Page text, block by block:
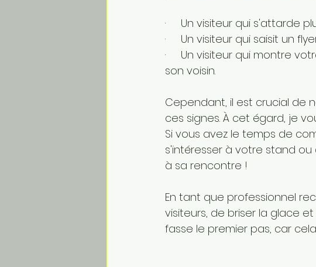
·     Un visiteur qui s'attarde
·     Un visiteur qui saisit un
·     Un visiteur qui montre
son voisin.
Cependant, il est crucial de
ces signes. À cet égard, je
Si vous avez le temps de
s'intéresser à votre stand
à sa rencontre !
En tant que professionnel
visiteurs, de briser la glace
fasse le premier pas, car